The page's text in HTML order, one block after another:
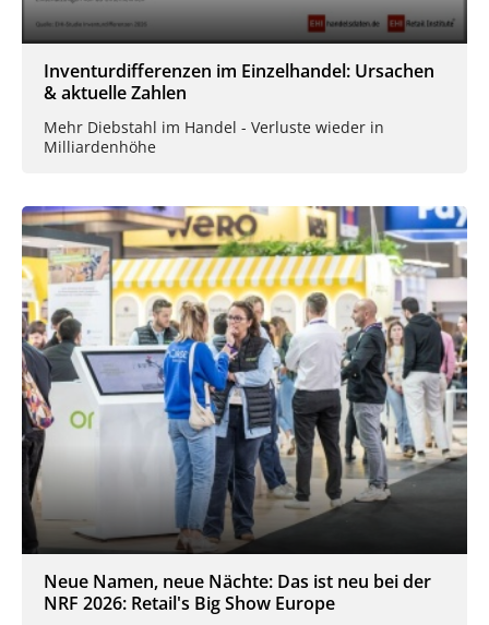
Inventurdifferenzen im Einzelhandel: Ursachen
& aktuelle Zahlen
Mehr Diebstahl im Handel - Verluste wieder in
Milliardenhöhe
Neue Namen, neue Nächte: Das ist neu bei der
NRF 2026: Retail's Big Show Europe